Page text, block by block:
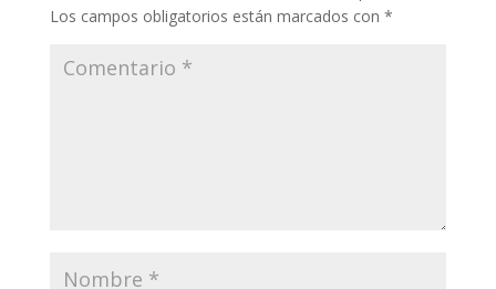
Los campos obligatorios están marcados con *